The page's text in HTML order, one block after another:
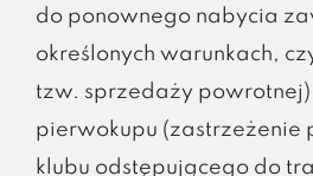
do ponownego nabycia
określonych warunkach,
tzw. sprzedaży
pierwokupu (zastrzeżenie
klubu odstępującego do